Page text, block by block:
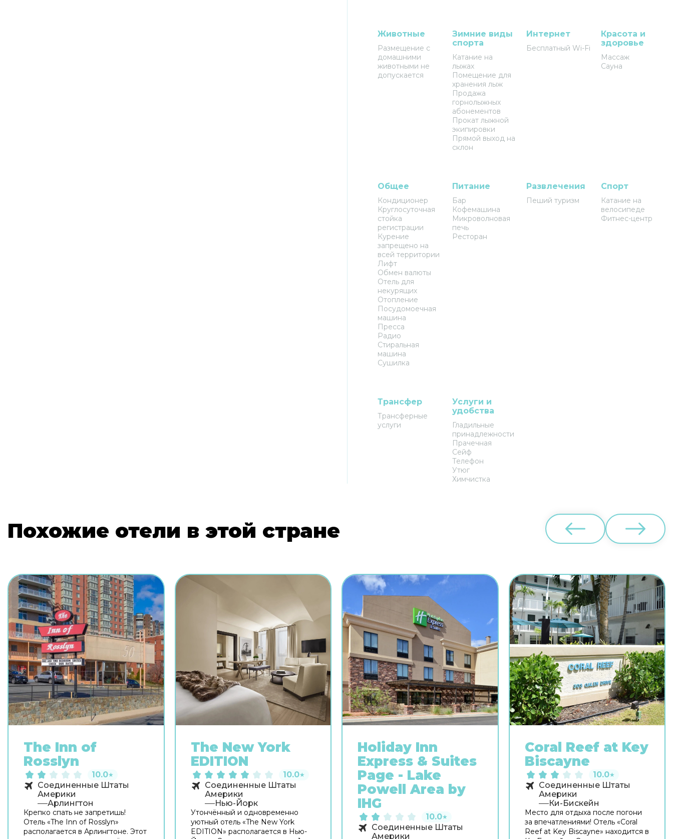
Животные
Размещение с
домашними
животными не
допускается
Зимние виды
спорта
Катание на
лыжах
Помещение для
хранения лыж
Продажа
горнолыжных
абонементов
Прокат лыжной
экипировки
Прямой выход на
склон
Интернет
Бесплатный Wi-Fi
Красота и
здоровье
Массаж
Сауна
Общее
Кондиционер
Круглосуточная
стойка
регистрации
Курение
запрещено на
всей территории
Лифт
Обмен валюты
Отель для
некурящих
Отопление
Посудомоечная
машина
Пресса
Радио
Стиральная
машина
Сушилка
Питание
Бар
Кофемашина
Микроволновая
печь
Ресторан
Развлечения
Пеший туризм
Спорт
Катание на
велосипеде
Фитнес-центр
Трансфер
Трансферные
услуги
Услуги и
удобства
Гладильные
принадлежности
Прачечная
Сейф
Телефон
Утюг
Химчистка
Похожие отели в этой стране
The Inn of
Rosslyn
10.0★
Соединенные Штаты
Америки
Арлингтон
Крепко спать не запретишь!
Отель «The Inn of Rosslyn»
располагается в Арлингтоне. Этот
The New York
EDITION
10.0★
Соединенные Штаты
Америки
Нью-Йорк
Утончённый и одновременно
уютный отель «The New York
EDITION» располагается в Нью-
Holiday Inn
Express & Suites
Page - Lake
Powell Area by
IHG
10.0★
Соединенные Штаты
Америки
Coral Reef at Key
Biscayne
10.0★
Соединенные Штаты
Америки
Ки-Бискейн
Место для отдыха после погони
за впечатлениями! Отель «Coral
Reef at Key Biscayne» находится в